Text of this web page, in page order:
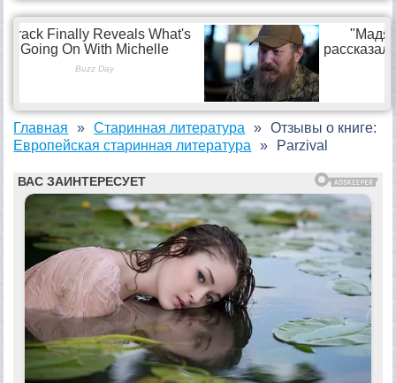
Главная
Старинная литература
Европейская старинная литература
Отзывы о книге:
Parzival